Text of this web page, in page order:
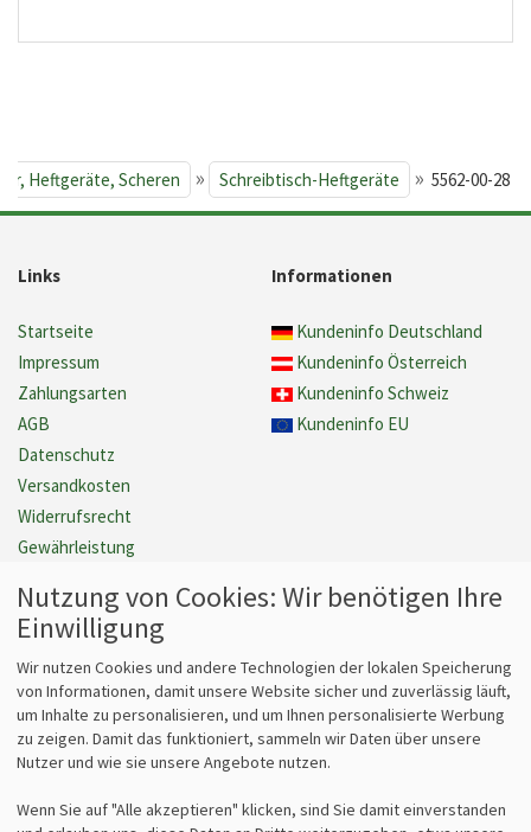
Heftgeräte, Scheren » Schreibtisch-Heftgeräte » 5562-00-28
Links
Startseite
Impressum
Zahlungsarten
AGB
Datenschutz
Versandkosten
Widerrufsrecht
Gewährleistung
Cookie Einstellungen verwalten
Vertrag widerrufen
Informationen
Kundeninfo Deutschland
Kundeninfo Österreich
Kundeninfo Schweiz
Kundeninfo EU
Fragen
Kontaktformular
Fragen zum Vertrieb?
info@lz-fachshop.de
Kontakt
bits&paper GmbH
Sonnenstr. 6
85764 Oberschleißheim
Nutzung von Cookies: Wir benötigen Ihre
Einwilligung
Wir nutzen Cookies und andere Technologien der lokalen Speicherung
von Informationen, damit unsere Website sicher und zuverlässig läuft,
um Inhalte zu personalisieren, und um Ihnen personalisierte Werbung
zu zeigen. Damit das funktioniert, sammeln wir Daten über unsere
Nutzer und wie sie unsere Angebote nutzen.
Wenn Sie auf "Alle akzeptieren" klicken, sind Sie damit einverstanden